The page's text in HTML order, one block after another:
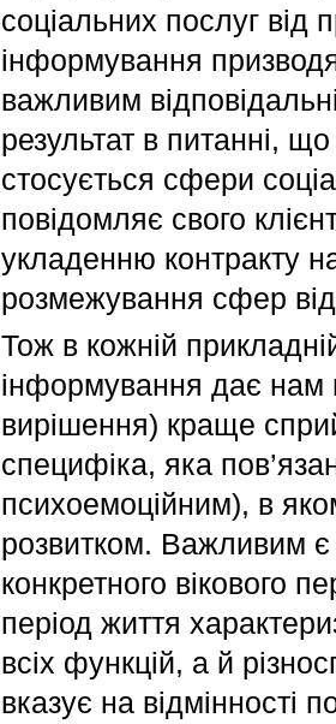
соціальних послуг від
інформування
важливим
результат в питанні,
стосується сфери
повідомляє свого
укладенню контракту
розмежування сфер
Тож в кожній
інформування дає нам
вирішення) краще
специфіка, яка
психоемоційним), в
розвитком. Важливим є
конкретного вікового
період життя
всіх функцій, а й
вказує на відмінності